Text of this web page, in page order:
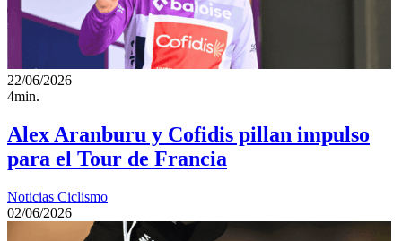
22/06/2026
4min.
Alex Aranburu y Cofidis pillan impulso
para el Tour de Francia
Noticias Ciclismo
02/06/2026